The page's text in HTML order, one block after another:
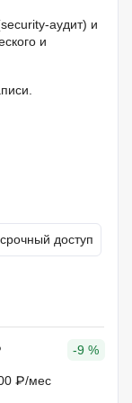
аудит) и
и
доступ
-9 %
₽/мес